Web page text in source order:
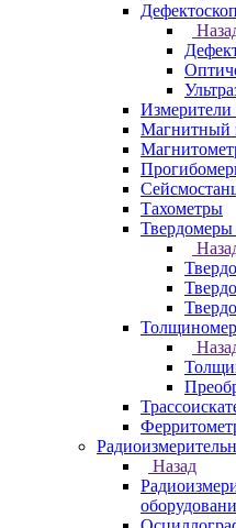
Измерители
Магнитный
Тахометры
Твердомеры
Назад